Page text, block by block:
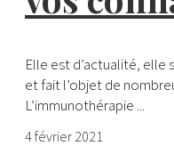
Elle est d’actualité,
et fait l’objet de
L’immunothérapie ...
4 février 2021